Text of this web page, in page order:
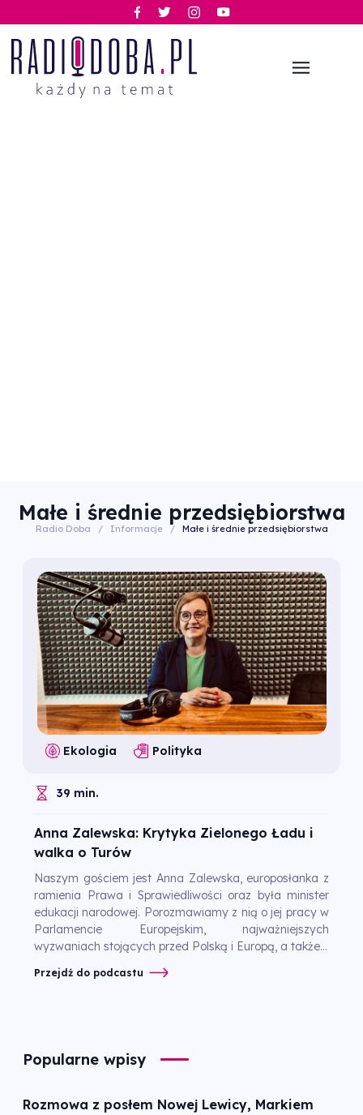
Małe i średnie przedsiębiorstwa
Radio Doba / Informacje / Małe i średnie przedsiębiorstwa
Ekologia Polityka
39 min.
Anna Zalewska: Krytyka Zielonego Ładu i
walka o Turów
Naszym gościem jest Anna Zalewska, europosłanka z
ramienia Prawa i Sprawiedliwości oraz była minister
edukacji narodowej. Porozmawiamy z nią o jej pracy w
Parlamencie Europejskim, najważniejszych
wyzwaniach stojących przed Polską i Europą, a także...
Przejdź do podcastu
Popularne wpisy
Rozmowa z posłem Nowej Lewicy, Markiem